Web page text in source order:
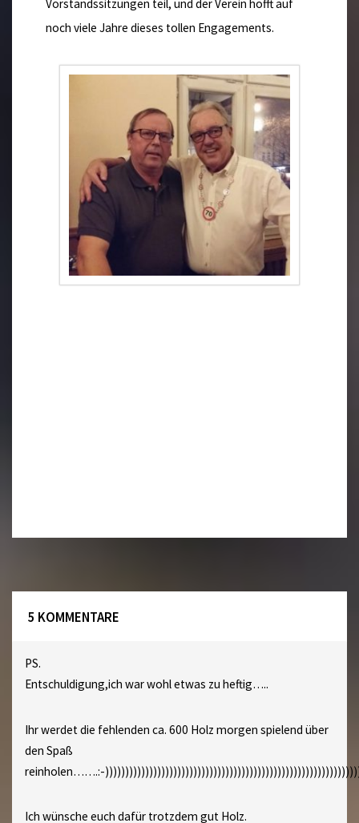
Vorstandssitzungen teil, und der Verein hofft auf
noch viele Jahre dieses tollen Engagements.
5 KOMMENTARE
PS.
Entschuldigung,ich war wohl etwas zu heftig…..
Ihr werdet die fehlenden ca. 600 Holz morgen spielend über
den Spaß
reinholen…….:-
Ich wünsche euch dafür trotzdem gut Holz.